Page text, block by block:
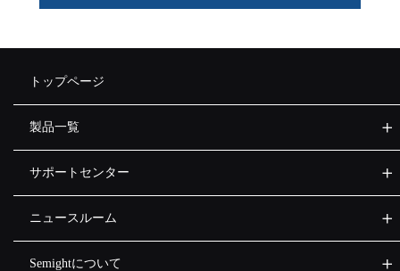
トップページ
製品一覧
サポートセンター
ニュースルーム
Semightについて